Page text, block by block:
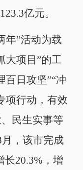
亿元。
”活动为载
大项目”的工
百日攻坚”“冲
项行动，有效
民生实事等
，该市完成
长20.3%，增